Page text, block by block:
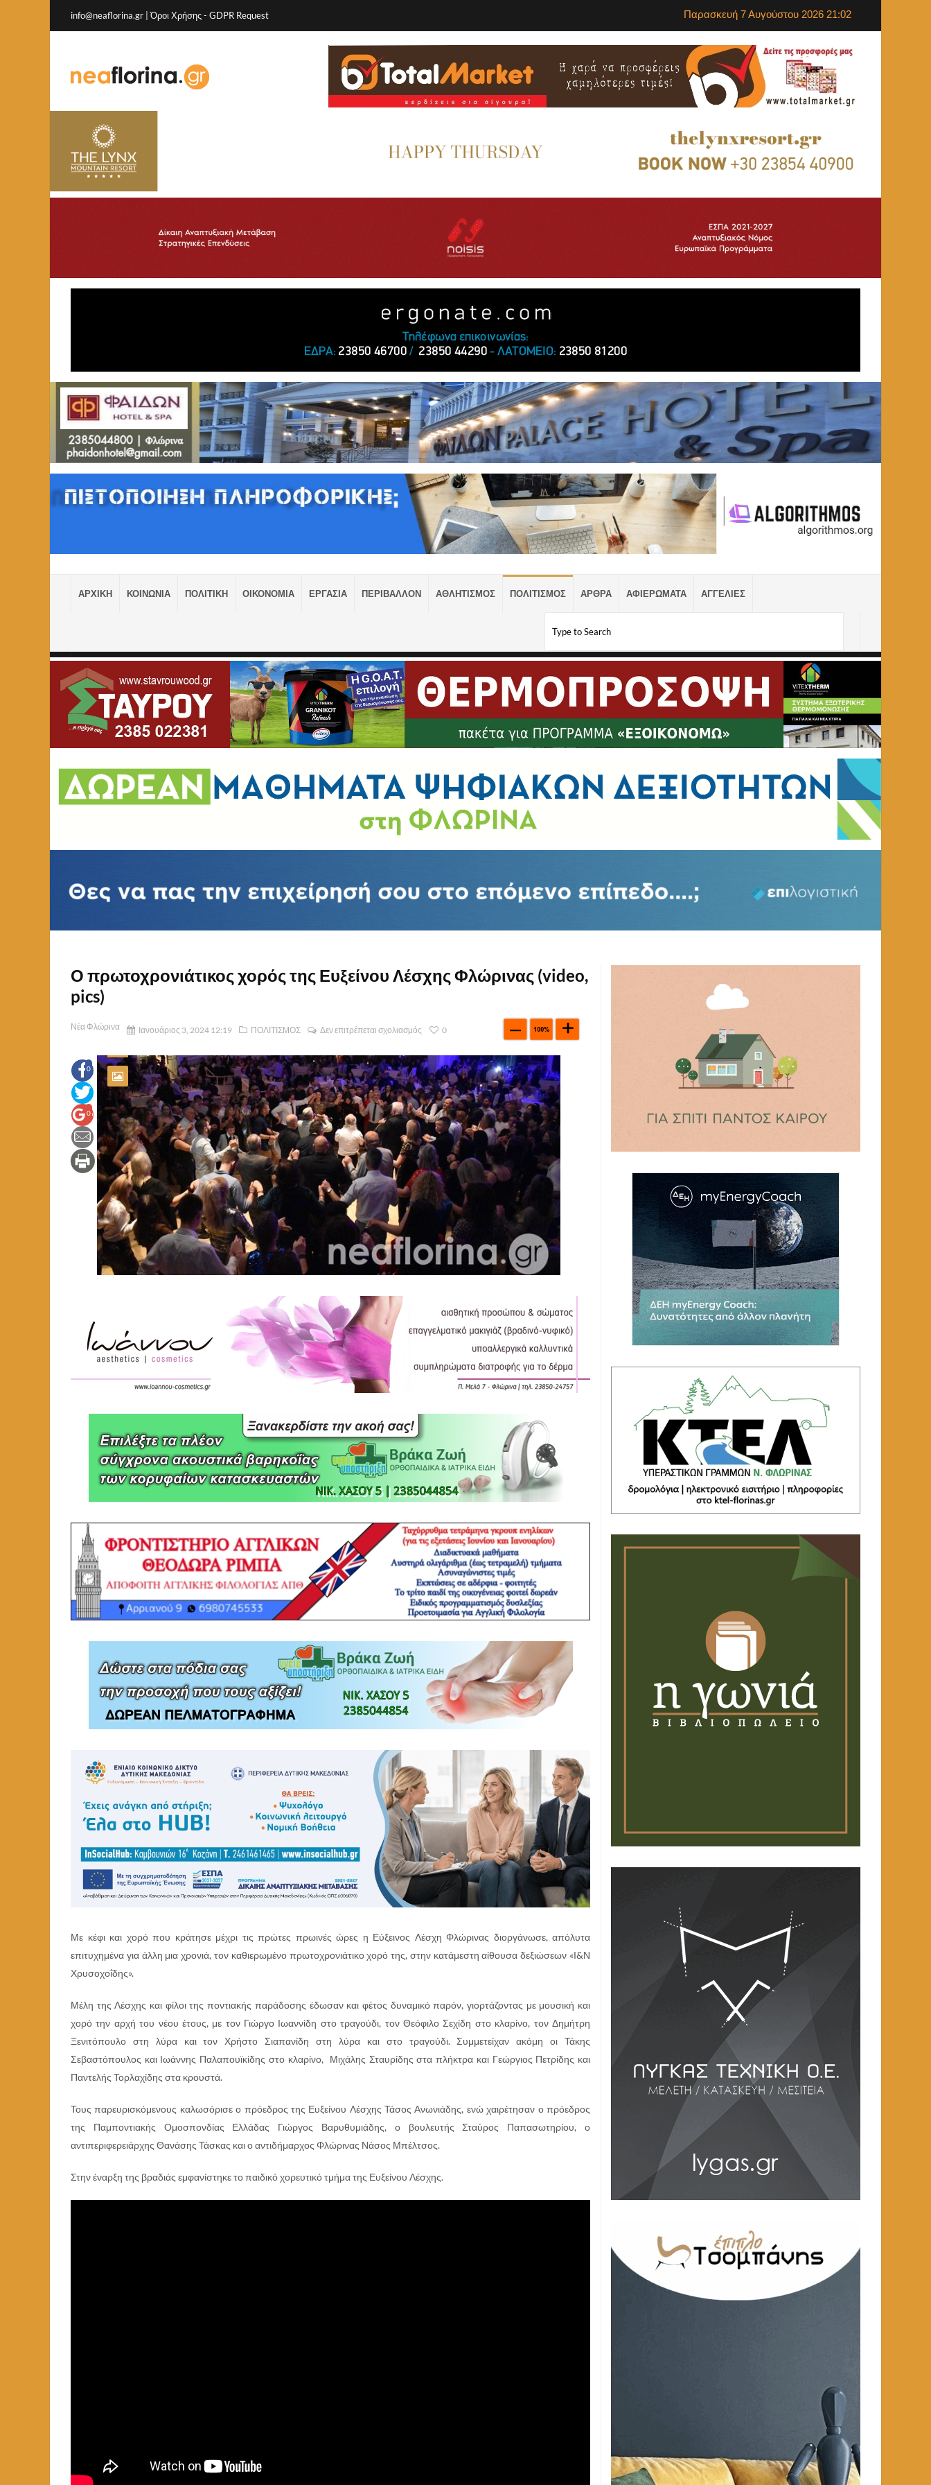
info@neaflorina.gr |Όροι Χρήσης- GDPR Request Παρασκευή 7 Αυγούστου 2026 21:02
ΑΡΧΙΚΗ ΚΟΙΝΩΝΙΑ ΠΟΛΙΤΙΚΗ ΟΙΚΟΝΟΜΙΑ ΕΡΓΑΣΙΑ ΠΕΡΙΒΑΛΛΟΝ ΑΘΛΗΤΙΣΜΟΣ ΠΟΛΙΤΙΣΜΟΣ ΑΡΘΡΑ ΑΦΙΕΡΩΜΑΤΑ ΑΓΓΕΛΙΕΣ
Ο πρωτοχρονιάτικος χορός της Ευξείνου Λέσχης Φλώρινας (video,
pics)
Νέα Φλώρινα Ιανουάριος 3, 2024 12:19 ΠΟΛΙΤΙΣΜΟΣ Δεν επιτρέπεται σχολιασμός 0
0
0
Με κέφι και χορό που κράτησε μέχρι τις πρώτες πρωινές ώρες η Εύξεινος Λέσχη Φλώρινας διοργάνωσε, απόλυτα
επιτυχημένα για άλλη μια χρονιά, τον καθιερωμένο πρωτοχρονιάτικο χορό της, στην κατάμεστη αίθουσα δεξιώσεων «Ι&Ν
Χρυσοχοΐδης».
Μέλη της Λέσχης και φίλοι της ποντιακής παράδοσης έδωσαν και φέτος δυναμικό παρόν, γιορτάζοντας με μουσική και
χορό την αρχή του νέου έτους, με τον Γιώργο Ιωαννίδη στο τραγούδι, τον Θεόφιλο Σεχίδη στο κλαρίνο, τον Δημήτρη
Ξενιτόπουλο στη λύρα και τον Χρήστο Σιαπανίδη στη λύρα και στο τραγούδι. Συμμετείχαν ακόμη οι Τάκης
Σεβαστόπουλος και Ιωάννης Παλαπουϊκίδης στο κλαρίνο, Μιχάλης Σταυρίδης στα πλήκτρα και Γεώργιος Πετρίδης και
Παντελής Τορλαχίδης στα κρουστά.
Τους παρευρισκόμενους καλωσόρισε ο πρόεδρος της Ευξείνου Λέσχης Τάσος Ανωνιάδης, ενώ χαιρέτησαν ο πρόεδρος
της Παμποντιακής Ομοσπονδίας Ελλάδας Γιώργος Βαρυθυμιάδης, ο βουλευτής Σταύρος Παπασωτηρίου, ο
αντιπεριφερειάρχης Θανάσης Τάσκας και ο αντιδήμαρχος Φλώρινας Νάσος Μπέλτσος.
Στην έναρξη της βραδιάς εμφανίστηκε το παιδικό χορευτικό τμήμα της Ευξείνου Λέσχης.